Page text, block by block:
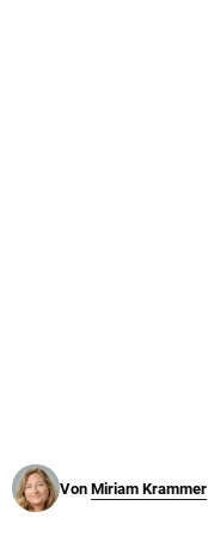
Von Miriam Krammer